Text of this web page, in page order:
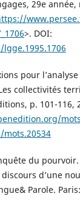
29e année,
>. DOI:
pour
collectivités
p. 101-116,
du
d’une
Parole.